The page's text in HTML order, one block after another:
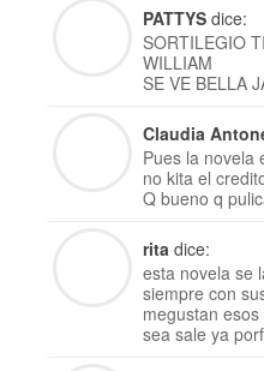
PATTYS dice:
SORTILEGIO
WILLIAM
SE VE BELLA
Claudia
Pues la novela
no kita el
Q bueno q
rita dice:
esta novela se
siempre con
megustan
sea sale ya